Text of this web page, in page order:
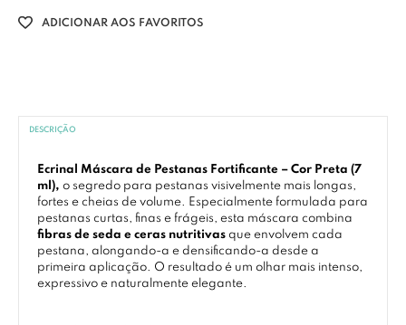
ADICIONAR AOS FAVORITOS
DESCRIÇÃO
Ecrinal Máscara de Pestanas Fortificante – Cor Preta (7
ml), o segredo para pestanas visivelmente mais longas,
fortes e cheias de volume. Especialmente formulada para
pestanas curtas, finas e frágeis, esta máscara combina
fibras de seda e ceras nutritivas que envolvem cada
pestana, alongando-a e densificando-a desde a
primeira aplicação. O resultado é um olhar mais intenso,
expressivo e naturalmente elegante.